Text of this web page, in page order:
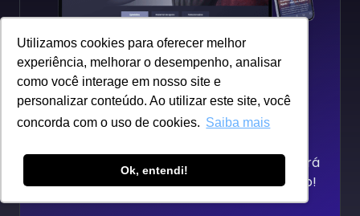
Utilizamos cookies para oferecer melhor
experiência, melhorar o desempenho, analisar
como você interage em nosso site e
personalizar conteúdo. Ao utilizar este site, você
concorda com o uso de cookies. Saiba mais
Ok, entendi!
Tenha acesso a todos os
conteúdos totalmente de
graça
Através de um simples cadastro, você estará
livre para consumir o que quiser do medclub!